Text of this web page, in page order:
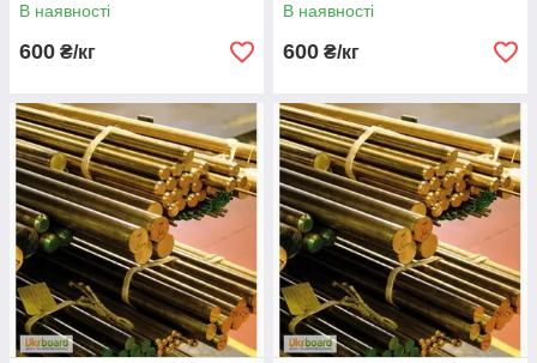
В наявності
600 ₴/кг
В наявності
600 ₴/кг